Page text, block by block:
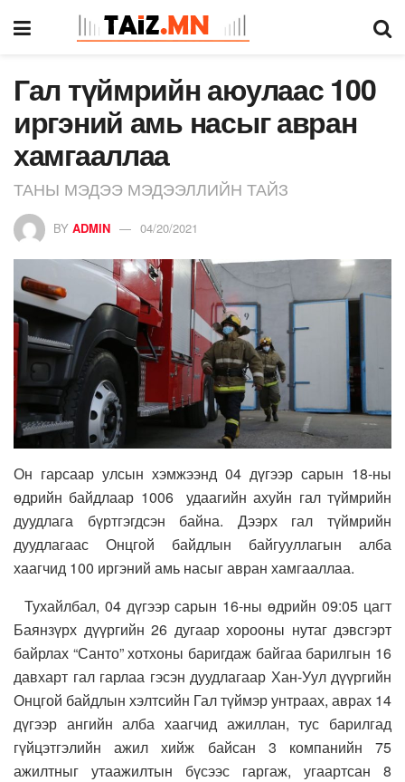
Гал түймрийн аюулаас 100
иргэний амь насыг авран
хамгааллаа
ТАНЫ МЭДЭЭ МЭДЭЭЛЛИЙН ТАЙЗ
BY ADMIN 04/20/2021
Он гарсаар улсын хэмжээнд 04 дүгээр сарын 18-ны
өдрийн байдлаар 1006 удаагийн ахуйн гал түймрийн
дуудлага бүртгэгдсэн байна. Дээрх гал түймрийн
дуудлагаас Онцгой байдлын байгууллагын алба
хаагчид 100 иргэний амь насыг авран хамгааллаа.
Тухайлбал, 04 дүгээр сарын 16-ны өдрийн 09:05 цагт
Баянзүрх дүүргийн 26 дугаар хорооны нутаг дэвсгэрт
байрлах “Санто” хотхоны баригдаж байгаа барилгын 16
давхарт гал гарлаа гэсэн дуудлагаар Хан-Уул дүүргийн
Онцгой байдлын хэлтсийн Гал түймэр унтраах, аврах 14
дүгээр ангийн алба хаагчид ажиллан, тус барилгад
гүйцэтгэлийн ажил хийж байсан 3 компанийн 75
ажилтныг утаажилтын бүсээс гаргаж, угаартсан 8